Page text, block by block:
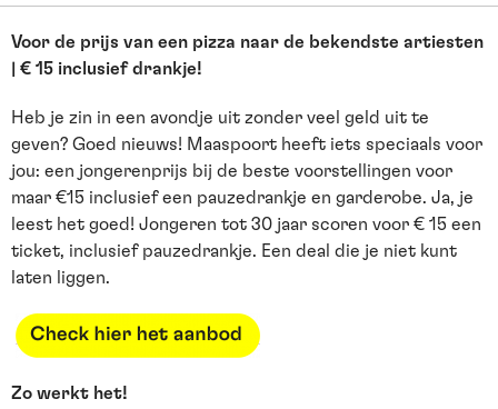
Voor de prijs van een pizza naar de bekendste artiesten
| € 15 inclusief drankje!
Heb je zin in een avondje uit zonder veel geld uit te
geven? Goed nieuws! Maaspoort heeft iets speciaals voor
jou: een jongerenprijs bij de beste voorstellingen voor
maar €15 inclusief een pauzedrankje en garderobe. Ja, je
leest het goed! Jongeren tot 30 jaar scoren voor € 15 een
ticket, inclusief pauzedrankje. Een deal die je niet kunt
laten liggen.
Zo werkt het!